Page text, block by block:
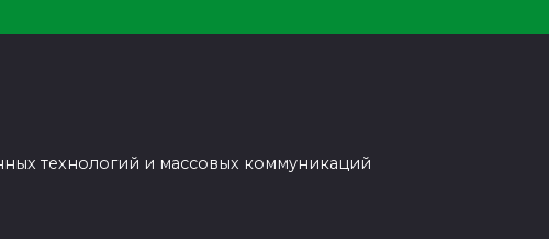
технологий и массовых коммуникаций